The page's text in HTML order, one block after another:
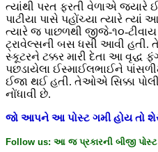
ત્યાંથી પરત ફરતી વેળાએ જ્યારે
પાટીયા પાસે પહોંચ્યા ત્યારે ત્યાં
ત્યારે જ પાછળથી જીજે-૧૦-
ટ્રાવેલ્સની બસ ધસી આવી હતી.
સ્કૂટરને ટક્કર મારી દેતા આ વૃદ્ધ
પછડાયેલા ઈસ્માઈલભાઈને
ઈજા થઈ હતી. તેઓએ સિક્કા
નોંધાવી છે.
જો આપને આ પોસ્ટ ગમી હોય તો
Follow us: આ જ પ્રકારની બીજી પોસ્ટ